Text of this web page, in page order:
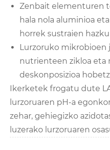
Zenbait elementuren
hala nola aluminioa
horrek sustraien
Lurzoruko mikrobioen
nutrienteen zikloa eta
deskonposizioa
Ikerketek frogatu dute
lurzoruaren pH-a
zehar, gehiegizko
luzerako lurzoruaren